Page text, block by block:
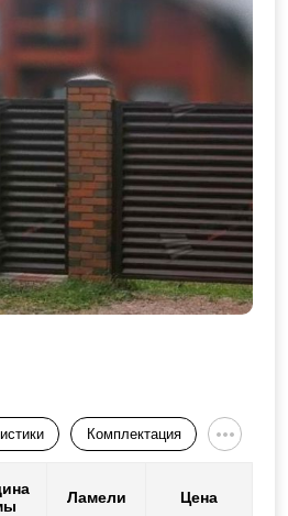
Комплектация
Ламели Цена